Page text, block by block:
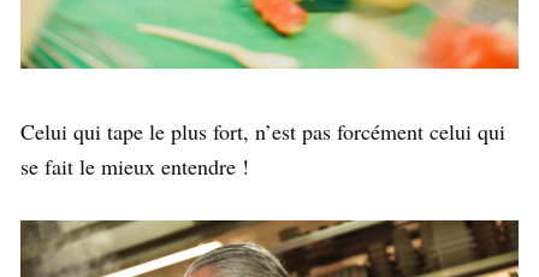
Celui qui tape le plus fort, n’est pas forcément celui qui
se fait le mieux entendre !